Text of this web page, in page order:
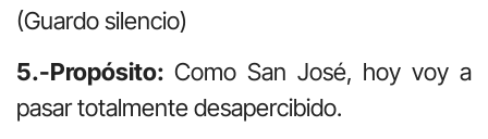
(Guardo silencio)
5.-Propósito: Como San José, hoy voy a
pasar totalmente desapercibido.